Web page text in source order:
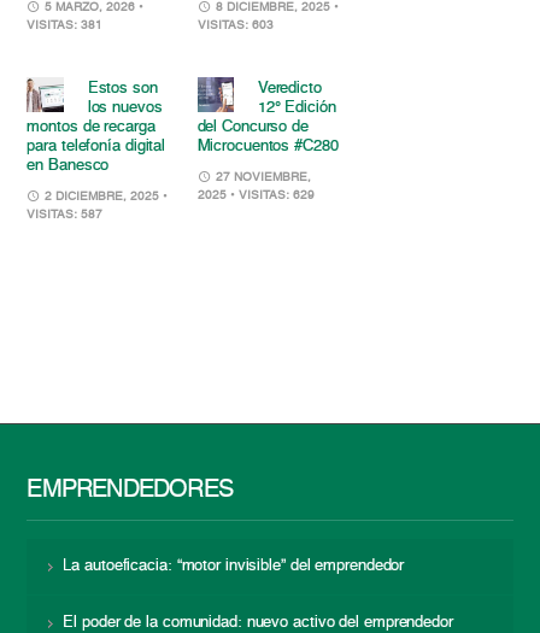
5 MARZO, 2026 •
VISITAS: 381
8 DICIEMBRE, 2025 •
VISITAS: 603
Estos son
los nuevos
montos de recarga
para telefonía digital
en Banesco
2 DICIEMBRE, 2025 •
VISITAS: 587
Veredicto
12° Edición
del Concurso de
Microcuentos #C280
27 NOVIEMBRE,
2025 • VISITAS: 629
EMPRENDEDORES
La autoeficacia: “motor invisible” del emprendedor
El poder de la comunidad: nuevo activo del emprendedor